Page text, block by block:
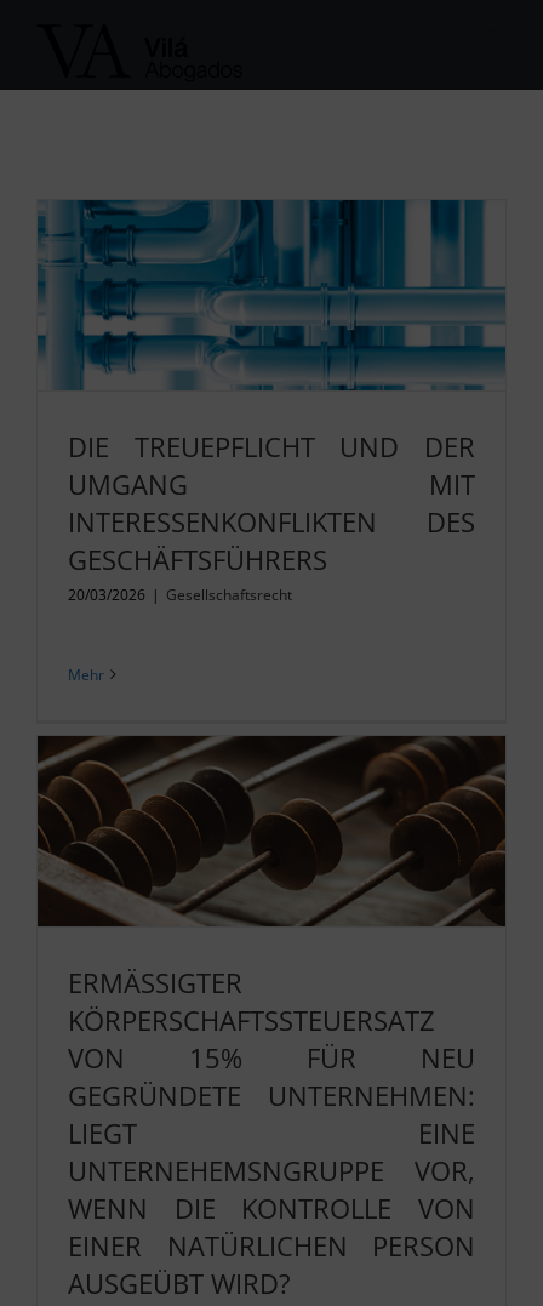
content
DIE TREUEPFLICHT UND DER
UMGANG MIT
INTERESSENKONFLIKTEN DES
GESCHÄFTSFÜHRERS
20/03/2026 | Gesellschaftsrecht
Mehr
ERMÄSSIGTER
KÖRPERSCHAFTSSTEUERSATZ
VON 15% FÜR NEU
GEGRÜNDETE UNTERNEHMEN:
LIEGT EINE
UNTERNEHEMSNGRUPPE VOR,
WENN DIE KONTROLLE VON
EINER NATÜRLICHEN PERSON
AUSGEÜBT WIRD?